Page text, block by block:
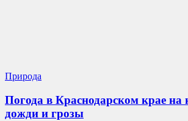
Природа
Погода в Краснодарском крае на
дожди и грозы